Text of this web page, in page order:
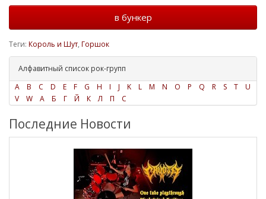
в бункер
Теги: Король и Шут, Горшок
Алфавитный список рок-групп
A
B C D E F G H I J K L M N O P Q R S T
U
V
W А Б Г Й К Л П С
Последние Новости